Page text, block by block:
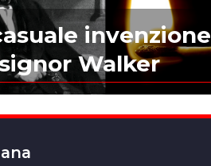
invenzione
Walker